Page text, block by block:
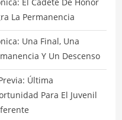
La Permanencia
Una Final, Una
Y Un Descenso
Última
Para El Juvenil